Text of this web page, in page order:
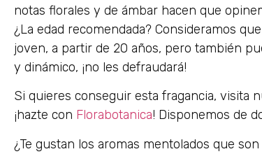
notas florales y de ámbar hacen que
¿La edad recomendada? Consideramos
joven, a partir de 20 años, pero también
y dinámico, ¡no les defraudará!
Si quieres conseguir esta fragancia, visita
¡hazte con Florabotanica! Disponemos de
¿Te gustan los aromas mentolados que